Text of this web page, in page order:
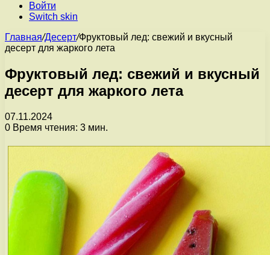
Войти
Switch skin
Главная/Десерт/Фруктовый лед: свежий и вкусный
десерт для жаркого лета
Фруктовый лед: свежий и вкусный
десерт для жаркого лета
07.11.2024
0 Время чтения: 3 мин.